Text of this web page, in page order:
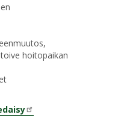
hoitopaikan